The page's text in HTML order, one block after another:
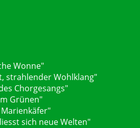
Wonne"
strahlender Wohlklang"
Chorgesangs"
Grünen"
sich neue Welten"